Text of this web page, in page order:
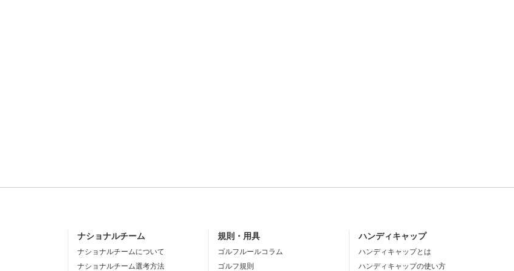
ナショナルチーム
ナショナルチームについて
ナショナルチーム選考方法
規則・用具
ゴルフルールコラム
ゴルフ規則
ハンディキャップ
ハンディキャップとは
ハンディキャップの使い方